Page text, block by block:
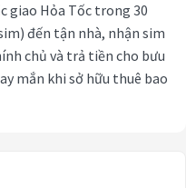
giao Hỏa Tốc trong 30
đến tận nhà, nhận sim
chủ và trả tiền cho bưu
mắn khi sở hữu thuê bao